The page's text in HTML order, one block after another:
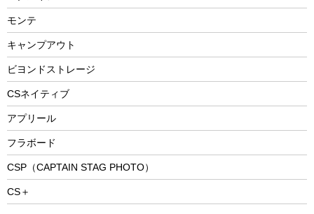
ランチョンマット
ランチボックス
ビーチテント
ウィンター
スノーシュー
防寒ウェア
トレッキング
トレッキングアクセサリー
プレイグッズ
ウェルネス
モンテ
キャンプアウト
ビヨンドストレージ
CSネイティブ
アプリール
フラボード
CSP（CAPTAIN STAG PHOTO）
CS＋